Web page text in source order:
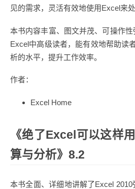
见的需求，灵活有效地使用Excel来
本书内容丰富、图文并茂、可操作
Excel中高级读者，能有效地帮助读
析的水平，提升工作效率。
作者：
Excel Home
《绝了Excel可以这样
算与分析》8.2
本书全面、详细地讲解了Excel